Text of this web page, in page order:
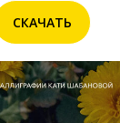
СКАЧАТЬ